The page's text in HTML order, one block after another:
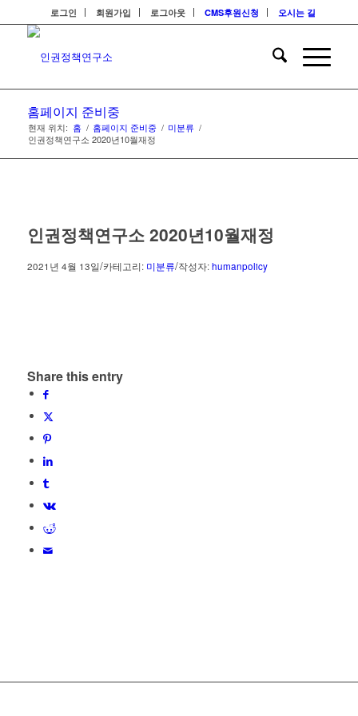
로그인 회원가입 로그아웃 CMS후원신청 오시는 길
홈페이지 준비중
현재 위치: 홈 / 홈페이지 준비중 / 미분류 /
인권정책연구소 2020년10월재정
인권정책연구소 2020년10월재정
2021년 4월 13일/카테고리: 미분류/작성자:humanpolicy
Share this entry